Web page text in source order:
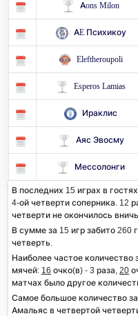
Aons Milon
AE Психикоу
Eleftheroupoli
Esperos Lamias
Ираклис
Аяс Эвосму
Мессолонги
В последних 15 играх в
4-ой четверти соперника. 12
четверти не окончилось
В сумме за 15 игр забито 260
четверть.
Наиболее частое
мячей: 16 очко(в) - 3 раза, 20
матчах было другое
Самое большое количество
Амальяс в четвертой